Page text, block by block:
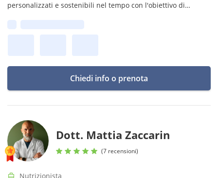
personalizzati e sostenibili nel tempo con l'obiettivo di
Chiedi info o prenota
Dott. Mattia Zaccarin
(7 recensioni)
Nutrizionista